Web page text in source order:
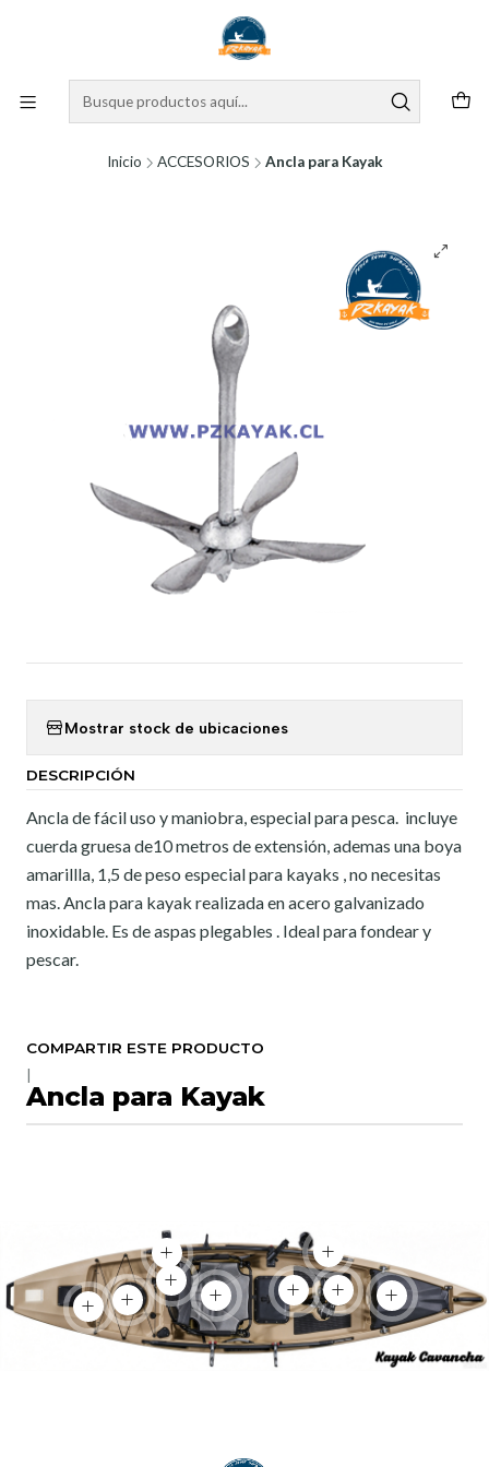
Inicio ACCESORIOS Ancla para Kayak
Mostrar stock de ubicaciones
DESCRIPCIÓN
Ancla de fácil uso y maniobra, especial para pesca. incluye
cuerda gruesa de10 metros de extensión, ademas una boya
amarillla, 1,5 de peso especial para kayaks , no necesitas
mas. Ancla para kayak realizada en acero galvanizado
inoxidable. Es de aspas plegables . Ideal para fondear y
pescar.
COMPARTIR ESTE PRODUCTO
Ancla para Kayak